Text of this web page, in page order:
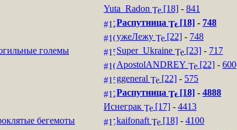
Yuta_Radon
[18] - 841
големы
Распутница [18] - 748
ужеЛежу
[22] - 748
Super_Ukraine
[23] - 717
ApostolANDREY
[22] - 600
ggeneral
[22] - 575
бегемоты
Распутница [18] - 4888
Иснеграк
[17] - 4413
kaifonaft
[18] - 4100